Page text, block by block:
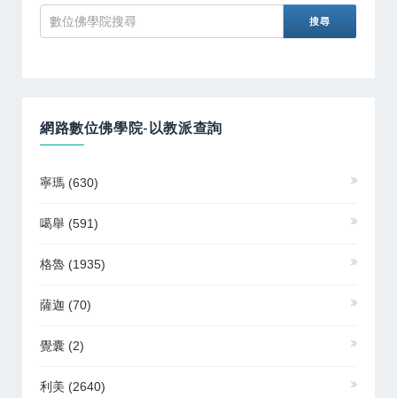
網路數位佛學院-以教派查詢
寧瑪 (630)
噶舉 (591)
格魯 (1935)
薩迦 (70)
覺囊 (2)
利美 (2640)